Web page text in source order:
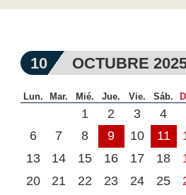
10 OCTUBRE
Lun. Mar. Mié. Jue. Vie. Sáb.
1 2 3 4
6
7 8 9 10 11
13
14 15 16 17 18
20
21 22 23 24 25